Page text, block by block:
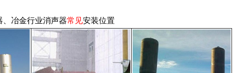
、冶金行业消声器常见安装位置